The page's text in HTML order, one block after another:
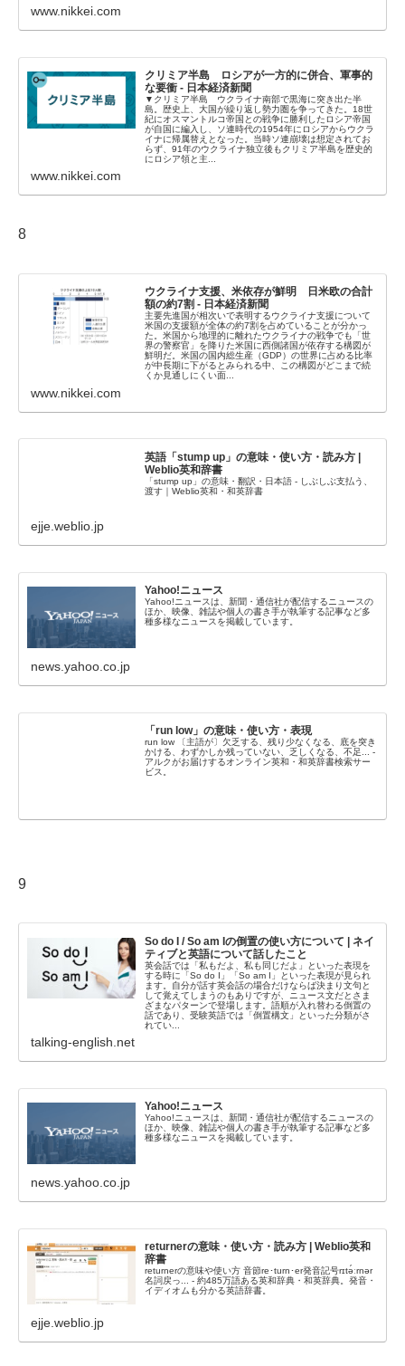
www.nikkei.com
クリミア半島 ロシアが一方的に併合、軍事的
な要衝 - 日本経済新聞
▼クリミア半島 ウクライナ南部で黒海に突き出た半
島。歴史上、大国が繰り返し勢力圏を争ってきた。18世
紀にオスマントルコ帝国との戦争に勝利したロシア帝国
が自国に編入し、ソ連時代の1954年にロシアからウクラ
イナに帰属替えとなった。当時ソ連崩壊は想定されてお
らず、91年のウクライナ独立後もクリミア半島を歴史的
にロシア領と主...
www.nikkei.com
8
ウクライナ支援、米依存が鮮明 日米欧の合計
額の約7割 - 日本経済新聞
主要先進国が相次いで表明するウクライナ支援について
米国の支援額が全体の約7割を占めていることが分かっ
た。米国から地理的に離れたウクライナの戦争でも「世
界の警察官」を降りた米国に西側諸国が依存する構図が
鮮明だ。米国の国内総生産（GDP）の世界に占める比率
が中長期に下がるとみられる中、この構図がどこまで続
くか見通しにくい面...
www.nikkei.com
英語「stump up」の意味・使い方・読み方 |
Weblio英和辞書
「stump up」の意味・翻訳・日本語 - しぶしぶ支払う、
渡す｜Weblio英和・和英辞書
ejje.weblio.jp
Yahoo!ニュース
Yahoo!ニュースは、新聞・通信社が配信するニュースの
ほか、映像、雑誌や個人の書き手が執筆する記事など多
種多様なニュースを掲載しています。
news.yahoo.co.jp
「run low」の意味・使い方・表現
run low 〔主語が〕欠乏する、残り少なくなる、底を突き
かける、わずかしか残っていない、乏しくなる、不足... -
アルクがお届けするオンライン英和・和英辞書検索サー
ビス。
9
So do I / So am Iの倒置の使い方について | ネイ
ティブと英語について話したこと
英会話では「私もだよ、私も同じだよ」といった表現を
する時に「So do I」「So am I」といった表現が見られ
ます。自分が話す英会話の場合だけならば決まり文句と
して覚えてしまうのもありですが、ニュース文だとさま
ざまなパターンで登場します。語順が入れ替わる倒置の
話であり、受験英語では「倒置構文」といった分類がさ
れてい...
talking-english.net
Yahoo!ニュース
Yahoo!ニュースは、新聞・通信社が配信するニュースの
ほか、映像、雑誌や個人の書き手が執筆する記事など多
種多様なニュースを掲載しています。
news.yahoo.co.jp
returnerの意味・使い方・読み方 | Weblio英和
辞書
returnerの意味や使い方 音節re･turn･er発音記号rɪtə́ːrnər
名詞戻っ... - 約485万語ある英和辞典・和英辞典。発音・
イディオムも分かる英語辞書。
ejje.weblio.jp